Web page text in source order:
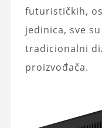
futurističkih,
jedinica, sve
tradicionalni
proizvođača.